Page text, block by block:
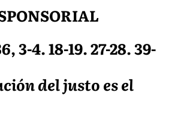
3-4. 18-19. 27-28. 39-
del justo es el